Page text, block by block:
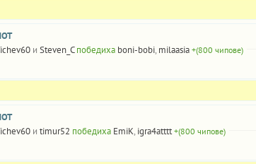
и Steven_C победиха boni-bobi, milaasia +(800 чипове)
и timur52 победиха EmiK, igra4atttt +(800 чипове)